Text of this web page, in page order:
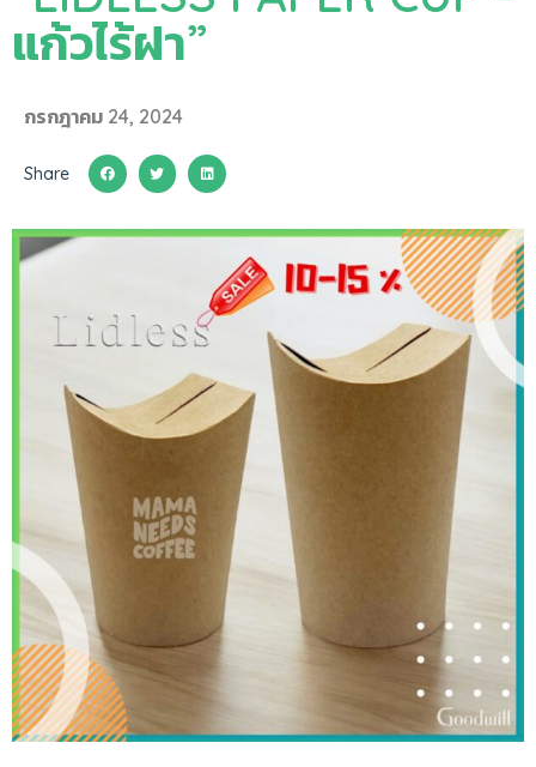
แก้วไร้ฝา”
กรกฎาคม 24, 2024
Share